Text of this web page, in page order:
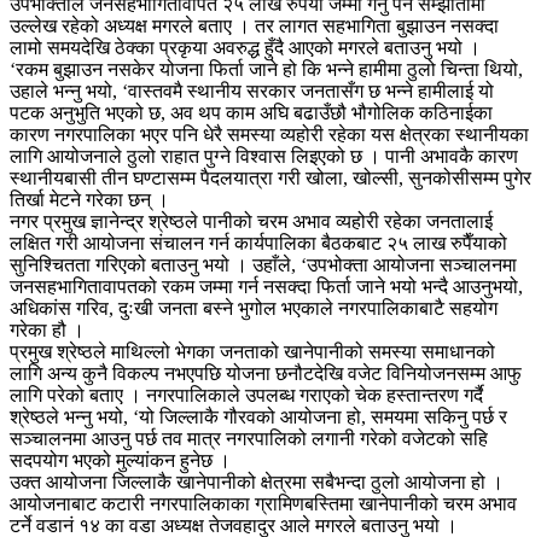
उल्लेख रहेको अध्यक्ष मगरले बताए । तर लागत सहभागिता बुझाउन नसक्दा
लामो समयदेखि ठेक्का प्रकृया अवरुद्ध हुँदै आएको मगरले बताउनु भयो ।
‘रकम बुझाउन नसकेर योजना फिर्ता जाने हो कि भन्ने हामीमा ठुलो चिन्ता थियो,
उहाले भन्नु भयो, ‘वास्तवमै स्थानीय सरकार जनतासँग छ भन्ने हामीलाई यो
पटक अनुभुति भएको छ, अव थप काम अघि बढाउँछौ भौगोलिक कठिनाईका
कारण नगरपालिका भएर पनि धेरै समस्या व्यहोरी रहेका यस क्षेत्रका स्थानीयका
लागि आयोजनाले ठुलो राहात पुग्ने विश्वास लिइएको छ । पानी अभावकै कारण
स्थानीयबासी तीन घण्टासम्म पैदलयात्रा गरी खोला, खोल्सी, सुनकोसीसम्म पुगेर
तिर्खा मेटने गरेका छन् ।
नगर प्रमुख ज्ञानेन्द्र श्रेष्ठले पानीको चरम अभाव व्यहोरी रहेका जनतालाई
लक्षित गरी आयोजना संचालन गर्न कार्यपालिका बैठकबाट २५ लाख रुपैँयाको
सुनिश्चितता गरिएको बताउनु भयो । उहाँले, ‘उपभोक्ता आयोजना सञ्चालनमा
जनसहभागितावापतको रकम जम्मा गर्न नसक्दा फिर्ता जाने भयो भन्दै आउनुभयो,
अधिकांस गरिव, दुःखी जनता बस्ने भुगोल भएकाले नगरपालिकाबाटै सहयोग
गरेका हौ ।
प्रमुख श्रेष्ठले माथिल्लो भेगका जनताको खानेपानीको समस्या समाधानको
लागि अन्य कुनै विकल्प नभएपछि योजना छनौटदेखि वजेट विनियोजनसम्म आफु
लागि परेको बताए । नगरपालिकाले उपलब्ध गराएको चेक हस्तान्तरण गर्दै
श्रेष्ठले भन्नु भयो, ‘यो जिल्लाकै गौरवको आयोजना हो, समयमा सकिनु पर्छ र
सञ्चालनमा आउनु पर्छ तव मात्र नगरपालिको लगानी गरेको वजेटको सहि
सदपयोग भएको मुल्यांकन हुनेछ ।
उक्त आयोजना जिल्लाकै खानेपानीको क्षेत्रमा सबैभन्दा ठुलो आयोजना हो ।
आयोजनाबाट कटारी नगरपालिकाका ग्रामिणबस्तिमा खानेपानीको चरम अभाव
टर्ने वडानं १४ का वडा अध्यक्ष तेजवहादुर आले मगरले बताउनु भयो ।